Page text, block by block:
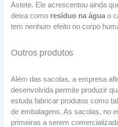
Astete. Ele acrescentou ainda
deixa como resíduo na água o
tem nenhum efeito no corpo
Outros produtos
Além das sacolas, a empresa
desenvolvida permite produzir
estuda fabricar produtos como
de embalagens. As sacolas, no
primeiras a serem